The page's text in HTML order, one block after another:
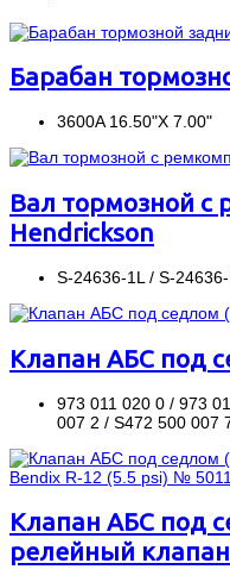
Барабан
3600A 16.50"X 7.00"
Вал тормозной с
Hendrickson
S-24636-1L / S-
Клапан АБС под
973 011 020 0 / 973
007 2 / S472 500 007
Клапан АБС под
релейный клапан